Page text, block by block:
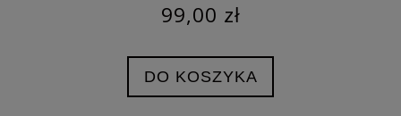
99,00 zł
DO KOSZYKA